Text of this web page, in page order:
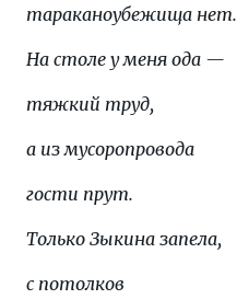
тараканоубежища нет.
На столе у меня ода —
тяжкий труд,
а из мусоропровода
гости прут.
Только Зыкина запела,
с потолков